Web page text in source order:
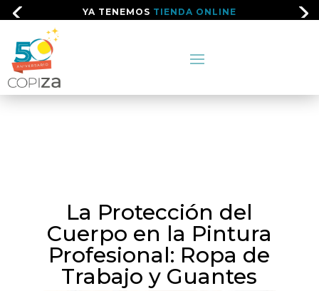
YA TENEMOS TIENDA ONLINE
La Protección del
Cuerpo en la Pintura
Profesional: Ropa de
Trabajo y Guantes